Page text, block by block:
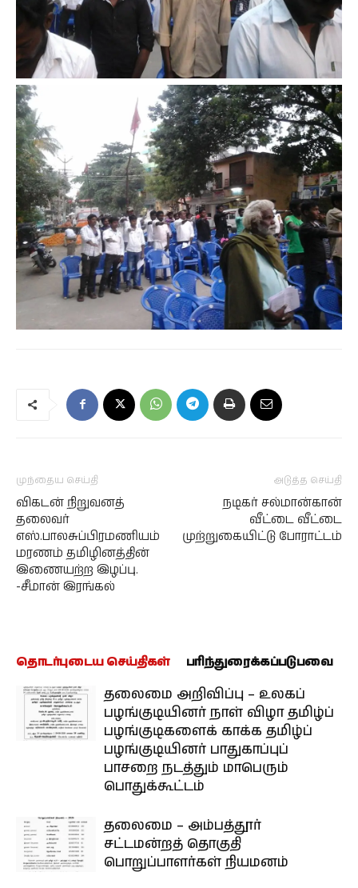
முந்தைய செய்தி
விகடன் நிறுவனத்
தலைவர்
எஸ்.பாலசுப்பிரமணியம்
மரணம் தமிழினத்தின்
இணையற்ற இழப்பு.
-சீமான் இரங்கல்
அடுத்த செய்தி
நடிகர் சல்மான்கான்
வீட்டை வீட்டை
முற்றுகையிட்டு போராட்டம்
தொடர்புடைய செய்திகள் பரிந்துரைக்கப்படுபவை
தலைமை அறிவிப்பு – உலகப்
பழங்குடியினர் நாள் விழா தமிழ்ப்
பழங்குடிகளைக் காக்க தமிழ்ப்
பழங்குடியினர் பாதுகாப்புப்
பாசறை நடத்தும் மாபெரும்
பொதுக்கூட்டம்
தலைமை – அம்பத்தூர்
சட்டமன்றத் தொகுதி
பொறுப்பாளர்கள் நியமனம்